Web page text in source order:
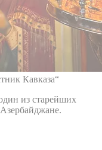
Кавказа“
из старейших